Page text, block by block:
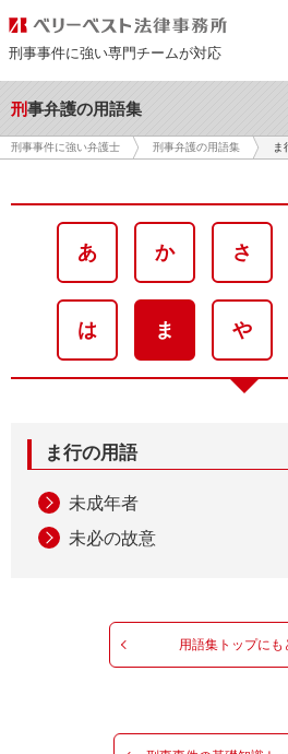
刑事事件に強い専門チームが対応
刑事弁護の用語集
刑事事件に強い弁護士 刑事弁護の用語集 ま
あ か さ
は ま や
ま行の用語
未成年者
未必の故意
用語集トップにも